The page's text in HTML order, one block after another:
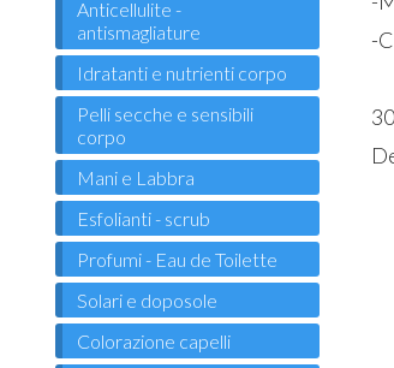
-
Anticellulite -
antismagliature
Idratanti e nutrienti corpo
Pelli secche e sensibili
corpo
Mani e Labbra
Esfolianti - scrub
Profumi - Eau de Toilette
Solari e doposole
Colorazione capelli